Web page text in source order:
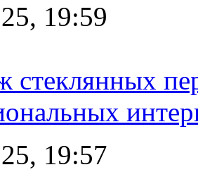
19:59
стеклянных
19:57